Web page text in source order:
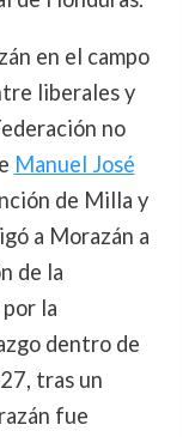
en el campo
liberales y
no
Manuel José
de Milla y
a Morazán a
de la
la
dentro de
tras un
fue